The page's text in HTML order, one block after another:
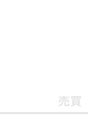
売買